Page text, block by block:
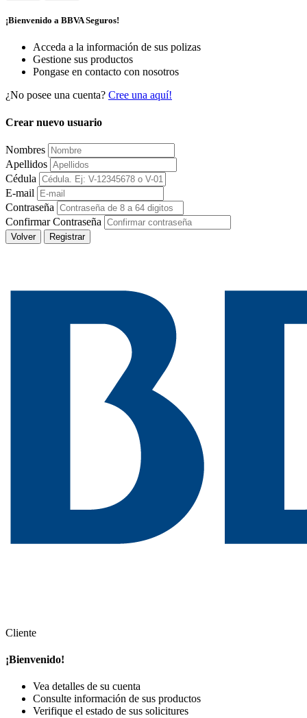
¡Bienvenido a BBVA Seguros!
Acceda a la información de sus polizas
Gestione sus productos
Pongase en contacto con nosotros
¿No posee una cuenta? Cree una aquí!
Crear nuevo usuario
Nombres
Apellidos
Cédula
E-mail
Contraseña
Confirmar Contraseña
Volver Registrar
Cliente
¡Bienvenido!
Vea detalles de su cuenta
Consulte información de sus productos
Verifique el estado de sus solicitures